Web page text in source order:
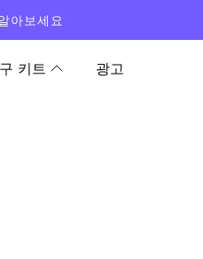
아보세요
키트 광고